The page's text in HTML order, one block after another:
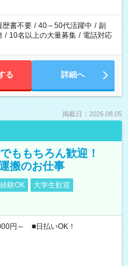
歴書不要 / 40～50代活躍中 / 副
/ 10名以上の大量募集 / 電話対応
る 詳細へ
掲載日：2026.08.05
ももちろん歓迎！
搬のお仕事
験OK
大学生歓迎
円～ ■日払いOK！